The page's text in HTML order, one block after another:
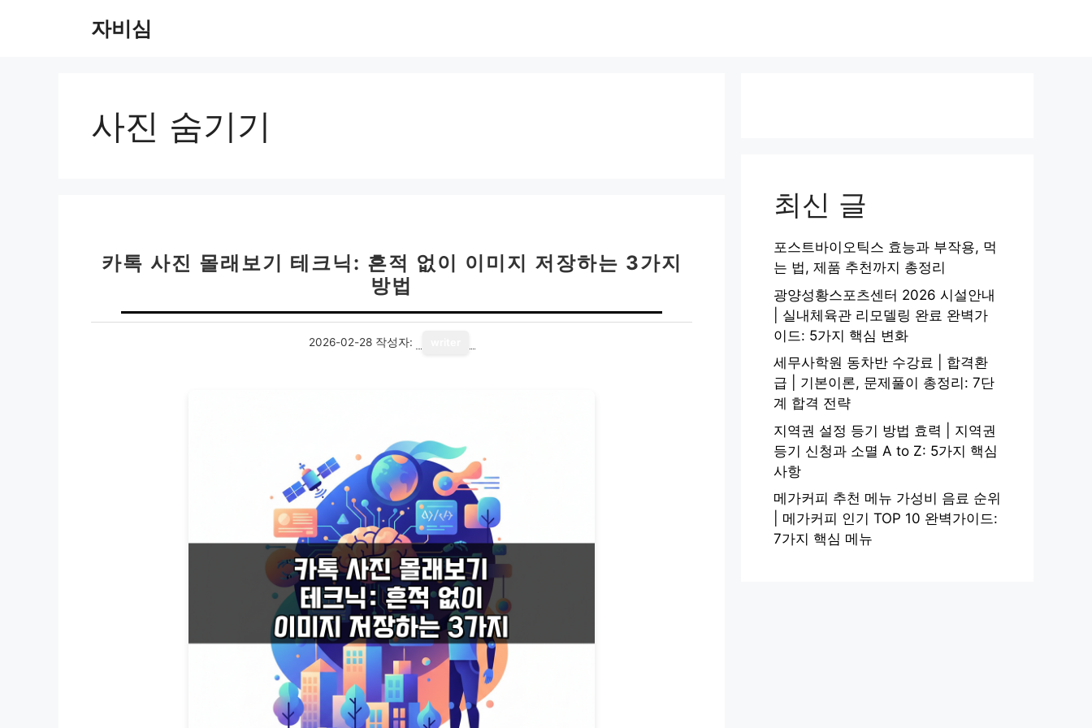
자비심
사진 숨기기
카톡 사진 몰래보기 테크닉: 흔적 없이 이미지 저장하는 3가지
방법
2026-02-28 작성자:
최신 글
포스트바이오틱스 효능과 부작용, 먹
는 법, 제품 추천까지 총정리
광양성황스포츠센터 2026 시설안내
| 실내체육관 리모델링 완료 완벽가
이드: 5가지 핵심 변화
세무사학원 동차반 수강료 | 합격환
급 | 기본이론, 문제풀이 총정리: 7단
계 합격 전략
지역권 설정 등기 방법 효력 | 지역권
등기 신청과 소멸 A to Z: 5가지 핵심
사항
메가커피 추천 메뉴 가성비 음료 순위
| 메가커피 인기 TOP 10 완벽가이드:
7가지 핵심 메뉴